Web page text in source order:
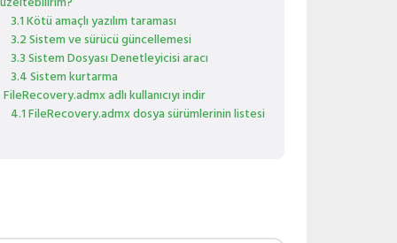
3.1 Kötü amaçlı yazılım taraması
3.2 Sistem ve sürücü güncellemesi
3.3 Sistem Dosyası Denetleyicisi aracı
3.4 Sistem kurtarma
adlı kullanıcıyı indir
4.1 FileRecovery.admx dosya sürümlerinin listesi